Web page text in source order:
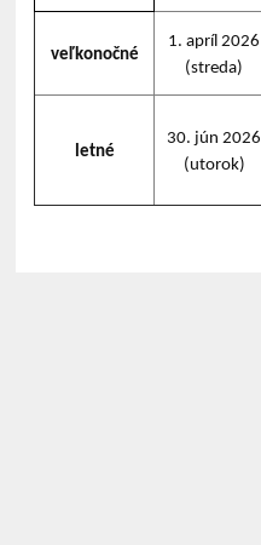
veľkonočné
1. apríl 2026
(streda)
letné
30. jún 2026
(utorok)